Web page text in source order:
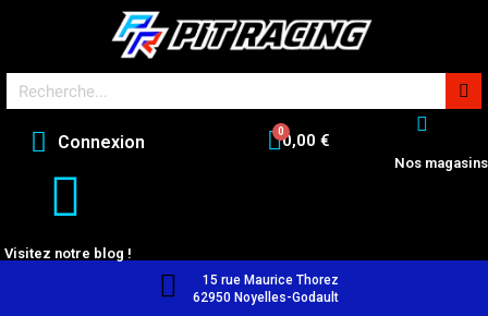
Connexion 0,00 €
Nos magasins
Visitez notre blog !
15 rue Maurice Thorez
62950 Noyelles-Godault